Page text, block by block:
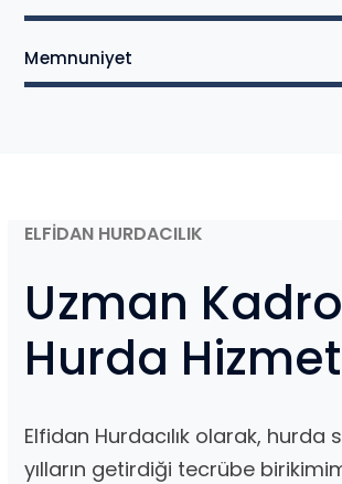
Memnuniyet
ELFİDAN HURDACILIK
Uzman
Hurda
Elfidan Hurdacılık olarak, hurda
yılların getirdiği tecrübe